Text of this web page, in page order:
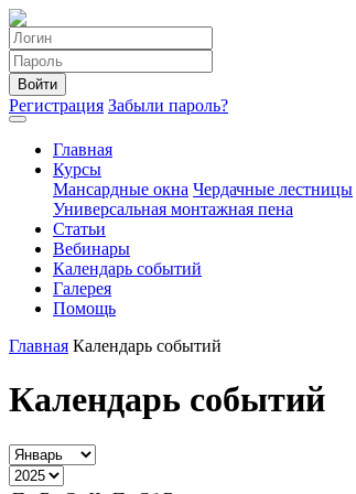
Войти
Регистрация Забыли пароль?
Главная
Курсы
Мансардные окна Чердачные лестницы
Универсальная монтажная пена
Статьи
Вебинары
Календарь событий
Галерея
Помощь
Главная Календарь событий
Календарь событий